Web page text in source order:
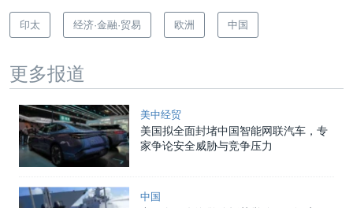
印太 经济·金融·贸易 欧洲 中国
更多报道
美中经贸
美国拟全面封堵中国智能网联汽车，专
家争论安全威胁与竞争压力
中国